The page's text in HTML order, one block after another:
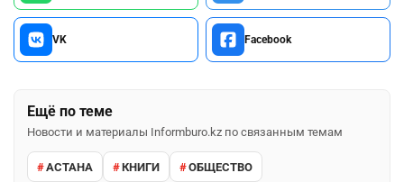
VK Facebook
Ещё по теме
Новости и материалы Informburo.kz по связанным темам
АСТАНА КНИГИ ОБЩЕСТВО